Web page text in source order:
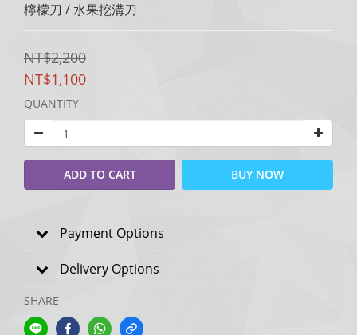
檸檬刀 / 水果挖溝刀
NT$2,200
NT$1,100
QUANTITY
ADD TO CART BUY NOW
Payment Options
Delivery Options
SHARE